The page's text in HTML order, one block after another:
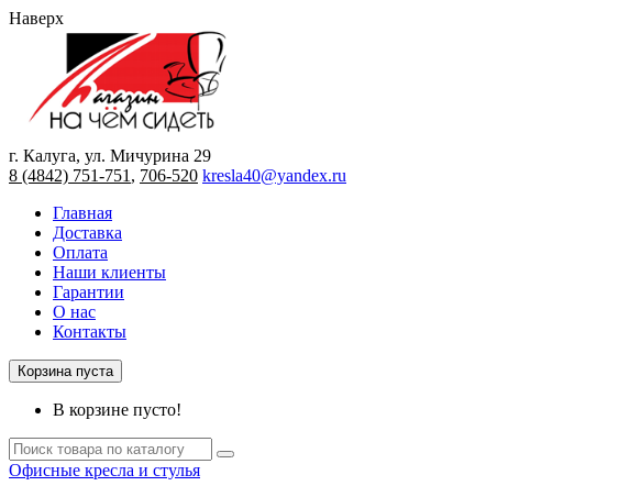
Наверх
г. Калуга, ул. Мичурина 29
8 (4842) 751-751 , 706-520 kresla40@yandex.ru
Главная
Доставка
Оплата
Наши клиенты
Гарантии
О нас
Контакты
Корзина пуста
В корзине пусто!
Офисные кресла и стулья